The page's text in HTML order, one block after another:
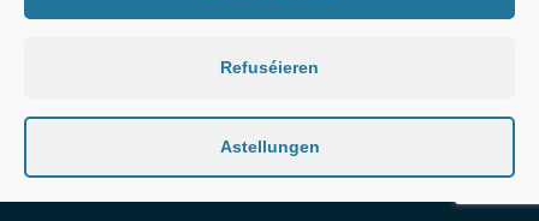
Refuséieren
Astellungen